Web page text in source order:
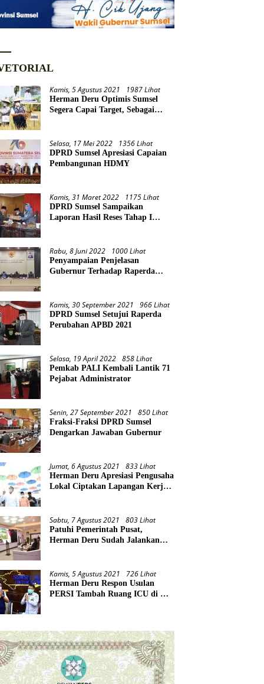
Kamis, 5 Agustus 2021 1987 Lihat
Herman Deru Optimis Sumsel
Segera Capai Target, Sebagai
Selasa, 17 Mei 2022 1356 Lihat
DPRD Sumsel Apresiasi Capaian
Pembangunan HDMY
Kamis, 31 Maret 2022 1175 Lihat
DPRD Sumsel Sampaikan
Laporan Hasil Reses Tahap I
Rabu, 8 Juni 2022 1000 Lihat
Penyampaian Penjelasan
Gubernur Terhadap Raperda
Kamis, 30 September 2021 966 Lihat
DPRD Sumsel Setujui Raperda
Perubahan APBD 2021
Selasa, 19 April 2022 858 Lihat
Pemkab PALI Kembali Lantik 71
Pejabat Administrator
Senin, 27 September 2021 850 Lihat
Fraksi-Fraksi DPRD Sumsel
Dengarkan Jawaban Gubernur
Jumat, 6 Agustus 2021 833 Lihat
Herman Deru Apresiasi Pengusaha
Lokal Ciptakan Lapangan Kerja
Sabtu, 7 Agustus 2021 803 Lihat
Patuhi Pemerintah Pusat,
Herman Deru Sudah Jalankan
Kamis, 5 Agustus 2021 726 Lihat
Herman Deru Respon Usulan
PERSI Tambah Ruang ICU di RS